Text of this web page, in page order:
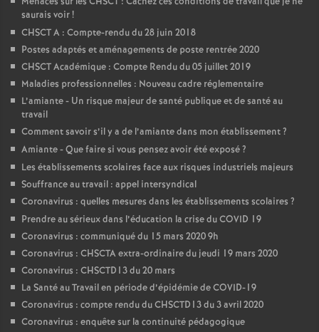
saurais voir!
CHSCT A : Compte-rendu du 28 juin 2018
Postes adaptés et aménagements de poste rentrée 2020
CHSCT Académique : Compte Rendu du 05 juillet 2019
Maladies professionnelles : Nouveau cadre réglementaire
L’amiante - Un risque majeur de santé publique et de santé au
travail
Comment savoir s’il y a de l’amiante dans mon établissement?
Amiante - Que faire si vous pensez avoir été exposé?
Les établissements scolaires face aux risques industriels majeurs
Souffrance au travail : appel intersyndical
Coronavirus : quelles mesures dans les établissements scolaires ?
Prendre au sérieux dans l’éducation la crise du COVID 19
Coronavirus : communiqué du 15 mars 2020 9h
Coronavirus : CHSCTA extra-ordinaire du jeudi 19 mars 2020
Coronavirus : CHSCTD13 du 20 mars
La Santé au Travail en période d’épidémie de COVID-19
Coronavirus : compte rendu du CHSCTD13 du 3 avril 2020
Coronavirus : enquête sur la continuité pédagogique